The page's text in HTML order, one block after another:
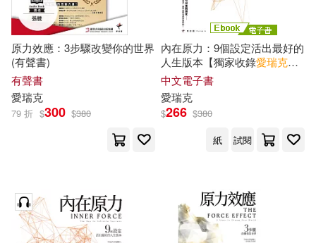
弗烈克-波豪米莉斯基(1)
德瑞克斯(1)
愛瑞克（Eric Yu）(1)
戴夫·愛金斯(插圖作者)(1)
歐皮奧卡(1) 海倫.杭特(1)
Deutsche Grammophon(1)
ECM(1) Gakken(1)
Kings College(1) Opus3(1)
三之三(1) 上海文藝出版社(1)
原力效應：3步驟改變你的世界
(有聲書)
有聲書
愛瑞克
79 折 $300 $380
內在原力：9個設定活出最好的
人生版本【獨家收錄愛瑞克專
文〈內在原力的力量〉】 (電子
書)
中文電子書
愛瑞克
$266 $380
紙
試閱